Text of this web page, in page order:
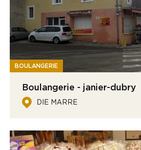
BOULANGERIE
Boulangerie - janier-dubry
DIE MARRE